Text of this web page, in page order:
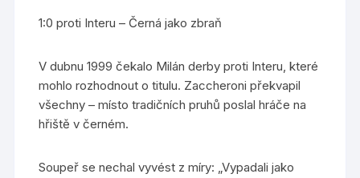
1:0 proti Interu – Černá jako zbraň
V dubnu 1999 čekalo Milán derby proti Interu, které
mohlo rozhodnout o titulu. Zaccheroni překvapil
všechny – místo tradičních pruhů poslal hráče na
hřiště v černém.
Soupeř se nechal vyvést z míry: „Vypadali jako